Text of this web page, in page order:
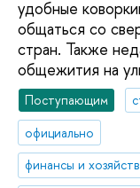
удобные
общаться со
стран. Также
общежития на
Поступающим
официально
финансы и